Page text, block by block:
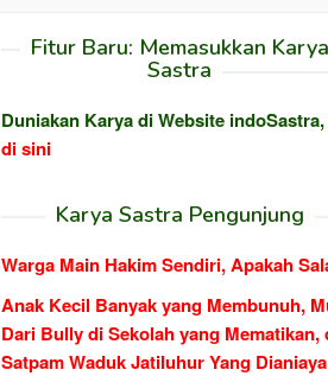
Fitur Baru: Memasukkan Karya
Sastra
Duniakan Karya di Website indoSastra,
di sini
Karya Sastra Pengunjung
Warga Main Hakim Sendiri, Apakah
Anak Kecil Banyak yang Membunuh,
Dari Bully di Sekolah yang Mematikan,
Satpam Waduk Jatiluhur Yang Dianiaya